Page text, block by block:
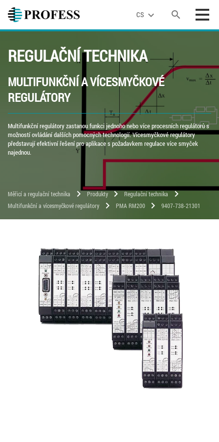
CS expand_more search
REGULAČNÍ TECHNIKA
MULTIFUNKČNÍ A VÍCESMYČKOVÉ
REGULÁTORY
Multifunkční regulátory zastanou funkci jednoho nebo více procesních regulátorů s
možností ovládání dalších pomocných technologií. Vícesmyčkové regulátory
představují efektivní řešení pro aplikace s požadavkem regulace více smyček
najednou.
Měřicí a regulační technika chevron_right Produkty chevron_right Regulační technika chevron_right
Multifunkční a vícesmyčkové regulátory chevron_right PMA RM200 chevron_right 9407-738-21301